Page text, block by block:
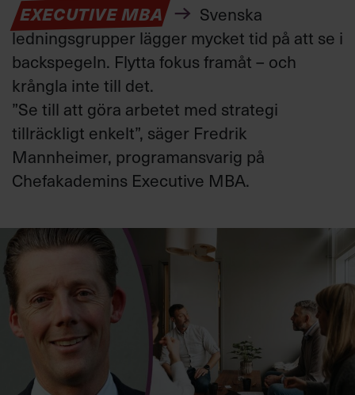
EXECUTIVE MBA
Svenska
ledningsgrupper lägger mycket tid på att se i
backspegeln. Flytta fokus framåt– och
krångla inte till det.
”Se till att göra arbetet med strategi
tillräckligt enkelt”, säger Fredrik
Mannheimer, programansvarig på
Chefakademins Executive MBA.